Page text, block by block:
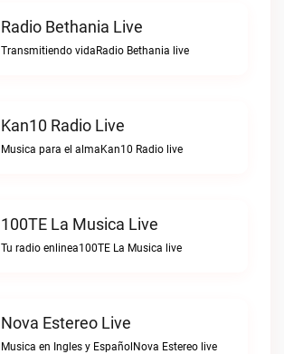
Radio Bethania Live
Transmitiendo vidaRadio Bethania live
Kan10 Radio Live
Musica para el almaKan10 Radio live
100TE La Musica Live
Tu radio enlinea100TE La Musica live
Nova Estereo Live
Musica en Ingles y EspañolNova Estereo live